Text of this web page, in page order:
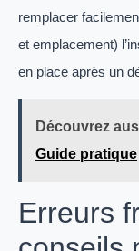
remplacer
et emplacement)
en place après un
Découvrez
Guide pratique
Erreurs